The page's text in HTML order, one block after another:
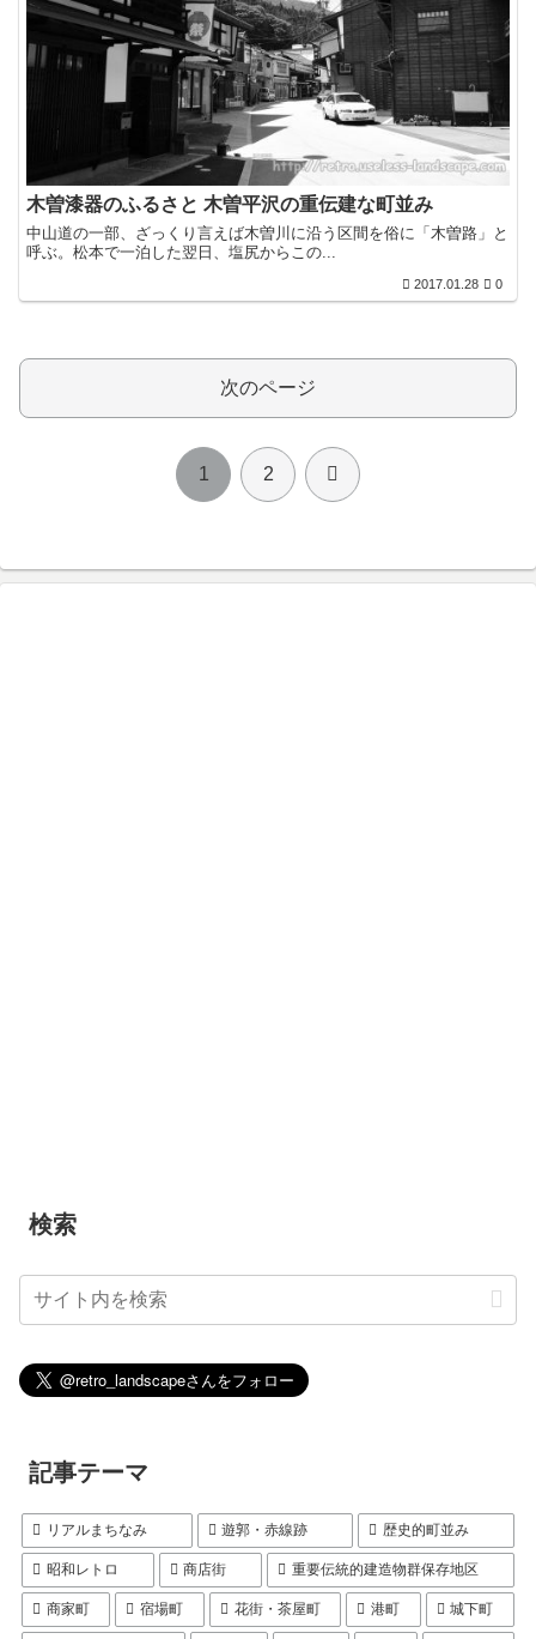
木曽漆器のふるさと 木曽平沢の重伝建な町並み
中山道の一部、ざっくり言えば木曽川に沿う区間を俗に「木曽路」と
呼ぶ。松本で一泊した翌日、塩尻からこの...
2017.01.28 0
次のページ
1 2 次
検索
記事テーマ
リアルまちなみ 遊郭・赤線跡 歴史的町並み
昭和レトロ 商店街 重要伝統的建造物群保存地区
商家町 宿場町 花街・茶屋町 港町 城下町